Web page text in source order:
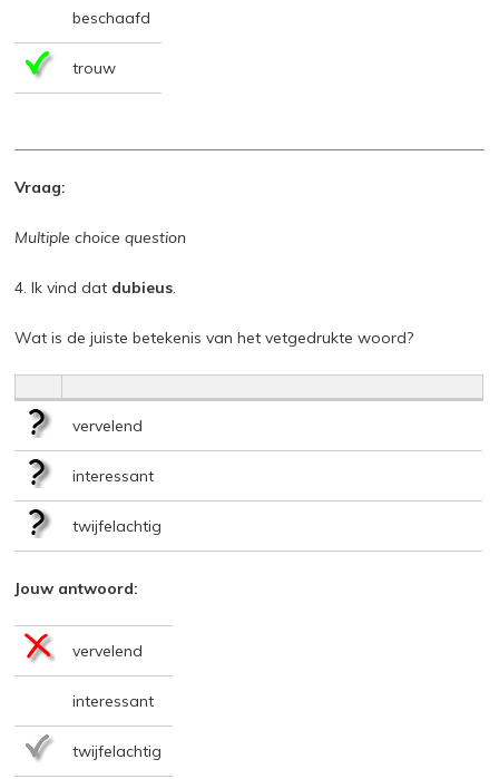
beschaafd
trouw
Vraag:
Multiple choice question
4. Ik vind dat dubieus.
Wat is de juiste betekenis van het vetgedrukte woord?
vervelend
interessant
twijfelachtig
Jouw antwoord:
vervelend
interessant
twijfelachtig